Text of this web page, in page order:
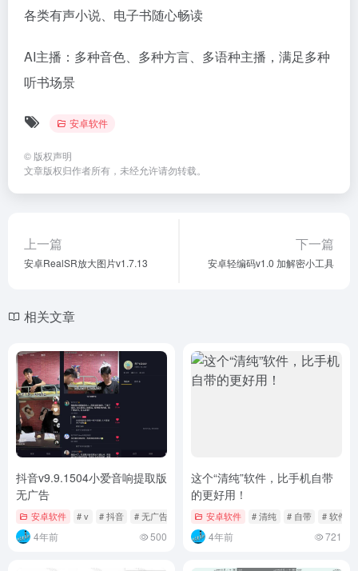
各类有声小说、电子书随心畅读
AI主播：多种音色、多种方言、多语种主播，满足多种
听书场景
安卓软件
© 版权声明
文章版权归作者所有，未经允许请勿转载。
上一篇
安卓RealSR放大图片v1.7.13
下一篇
安卓轻编码v1.0 加解密小工具
相关文章
抖音v9.9.1504小爱音响提取版
无广告
安卓软件 # v # 抖音 # 无广告
4年前 500
这个“清纯”软件，比手机自带
的更好用！
安卓软件 # 清纯 # 自带 # 软件
4年前 721